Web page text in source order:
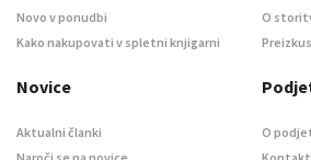
Novo v ponudbi
Kako nakupovati v spletni knjigarni
O
Novice
Aktualni članki
O